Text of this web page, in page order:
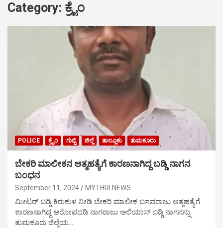
Category: ಕ್ರೈಂ
POLICE ಕ್ರೈಂ ಗುಬ್ಬಿ ಜಿಲ್ಲೆ ತಾಲ್ಲೂಕು ತುಮಕೂರು
ಬೇಕರಿ ಮಾಲೀಕನ ಆತ್ಮಹತ್ಯೆಗೆ ಕಾರಣನಾಗಿದ್ದ ಬಡ್ಡಿ ನಾಗನ
ಬಂಧನ
September 11, 2024 MYTHRI NEWS
ಮೀಟರ್ ಬಡ್ಡಿ ಕಿರುಕುಳ ನೀಡಿ ಬೇಕರಿ ಮಾಲೀಕ ಬಸವರಾಜು ಆತ್ಮಹತ್ಯೆಗೆ
ಕಾರಣನಾಗಿದ್ದ ಆರೋಪದಡಿ ನಾಗರಾಜು ಅಲಿಯಾಸ್ ಬಡ್ಡಿ ನಾಗನನ್ನು
ತುಮಕೂರು ಜಿಲ್ಲೆಯ…